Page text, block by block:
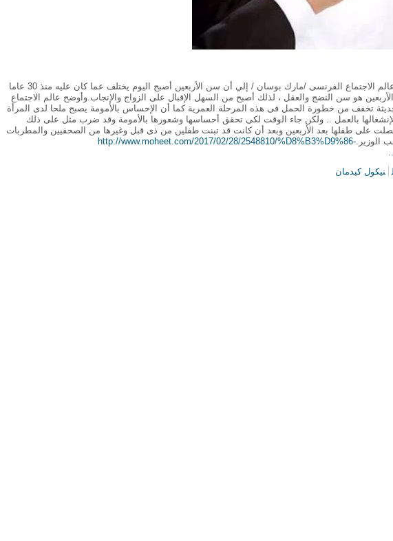
أشارت دراسة اجتماعية أجراها عالم الاجتماع الفرنسى /مارك بوسان / إلي أن سن الأربعين أصبح اليوم يختلف عما كان عليه منذ 30 عاما
هو سن النضج والعقل ، لذلك أصبح من السهل الإقبال على الزواج والإنجاب.وأوضح عالم الاجتماع
تخفف من خطورة الحمل فى هذه المرحلة العمرية كما أن الإحساس بالأمومة يصبح ملحا لدى المرأة
لإنشغالها بالعمل .. ولكن جاء الوقت لكى تحقق أحساسها وشعورها بالأمومة وقد ضرب مثل على ذلك
على طفلها بعد الأربعين وبعد أن كانت قد تبنت طفلين من ذى قبل وغيرها من الصحفيين والمطربات
الوزير.http://www.moheet.com/2017/02/28/2548810/%D8%B3%D9%86-
نيكول كيدمان